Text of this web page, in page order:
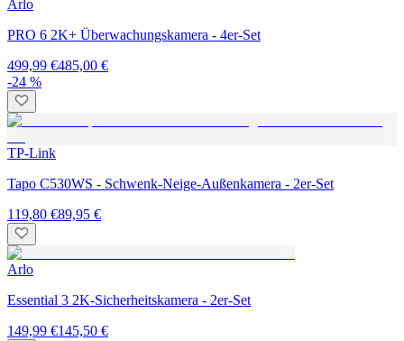
Arlo
PRO 6 2K+ Überwachungskamera - 4er-Set
499,99 €485,00 €
-24 %
TP-Link
Tapo C530WS - Schwenk-Neige-Außenkamera - 2er-Set
119,80 €89,95 €
Arlo
Essential 3 2K-Sicherheitskamera - 2er-Set
149,99 €145,50 €